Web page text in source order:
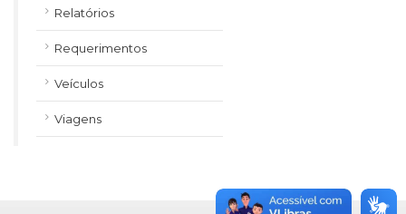
Relatórios
Requerimentos
Veículos
Viagens